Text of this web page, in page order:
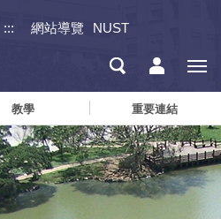
::: 網站導覽 NUST
教學 重要連結